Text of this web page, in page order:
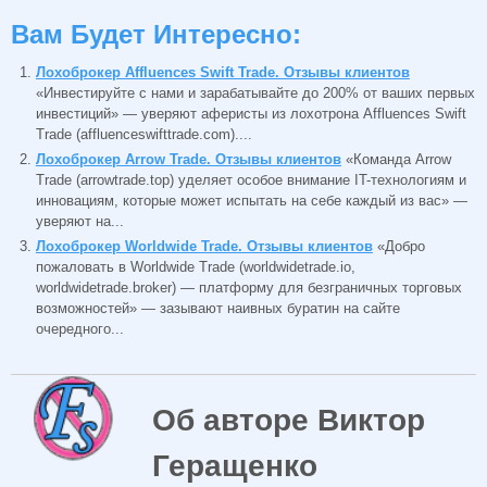
Вам Будет Интересно:
Лохоброкер Affluences Swift Trade. Отзывы клиентов
«Инвестируйте с нами и зарабатывайте до 200% от ваших первых
инвестиций» — уверяют аферисты из лохотрона Affluences Swift
Trade (affluenceswifttrade.com)....
Лохоброкер Arrow Trade. Отзывы клиентов «Команда Arrow
Trade (arrowtrade.top) уделяет особое внимание IT-технологиям и
инновациям, которые может испытать на себе каждый из вас» —
уверяют на...
Лохоброкер Worldwide Trade. Отзывы клиентов «Добро
пожаловать в Worldwide Trade (worldwidetrade.io,
worldwidetrade.broker) — платформу для безграничных торговых
возможностей» — зазывают наивных буратин на сайте
очередного...
Об авторе Виктор
Геращенко